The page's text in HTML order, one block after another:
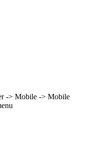
-> Mobile -> Mobile